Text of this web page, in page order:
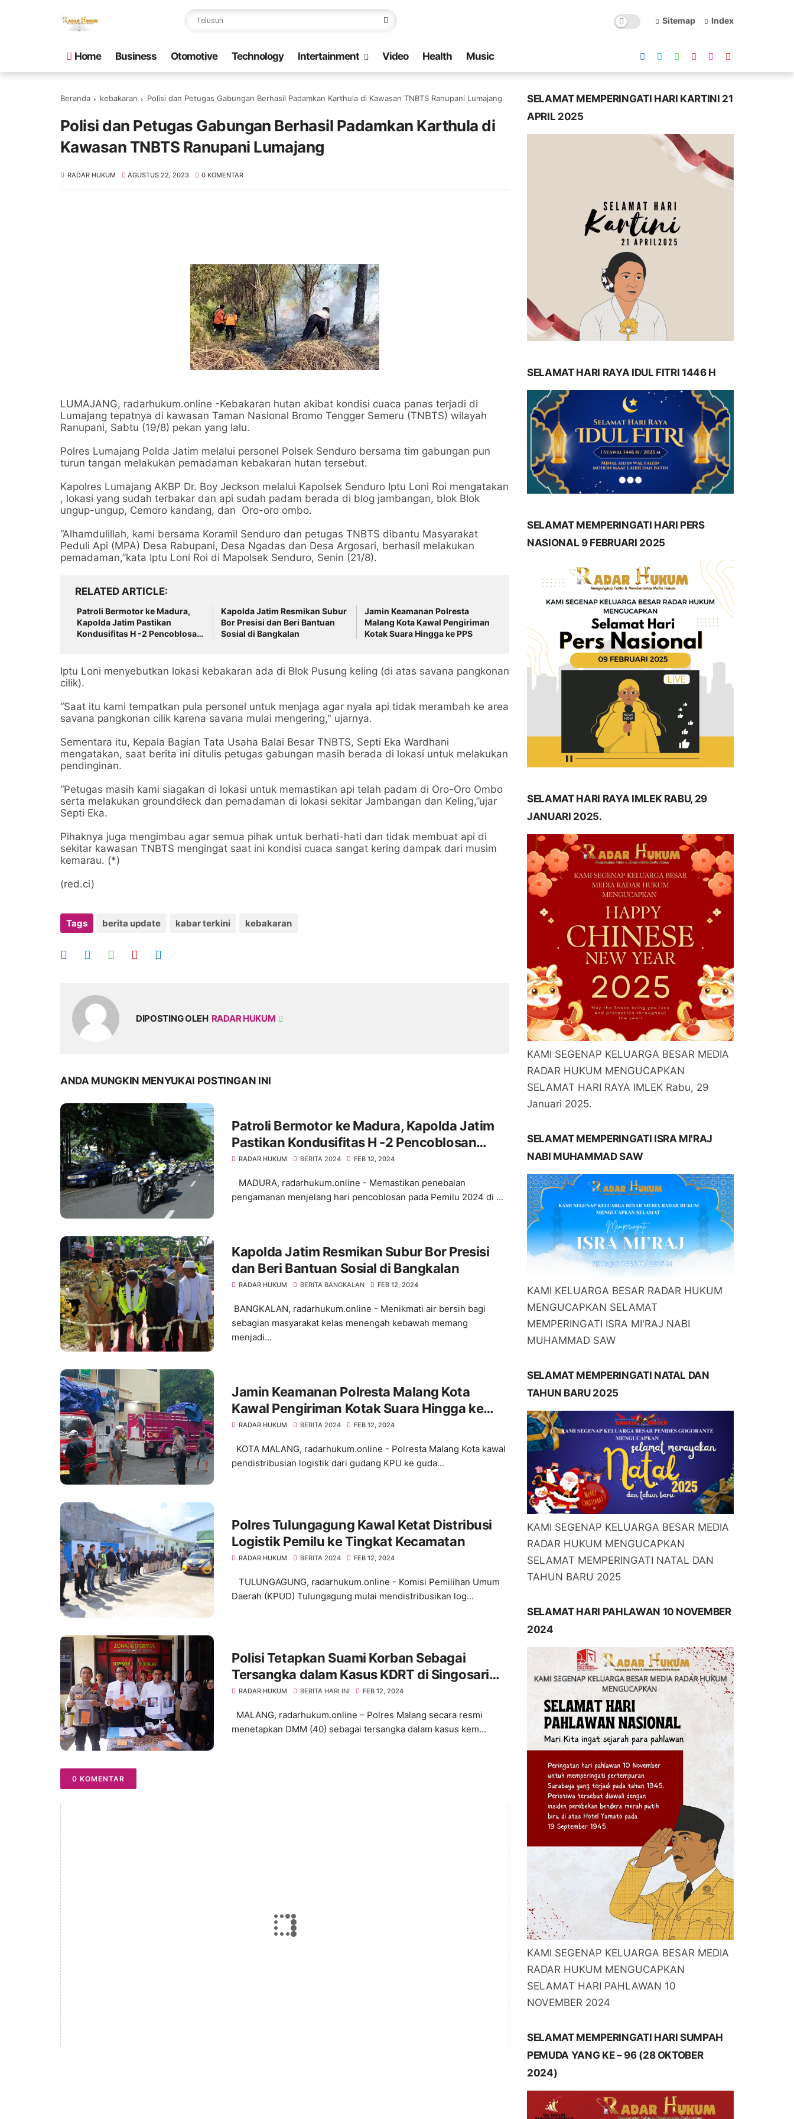
Sitemap Index
Home Business Otomotive Technology Intertainment Video Health Music
Beranda kebakaran Polisi dan Petugas Gabungan Berhasil Padamkan Karthula di Kawasan TNBTS Ranupani Lumajang
Polisi dan Petugas Gabungan Berhasil Padamkan Karthula di
Kawasan TNBTS Ranupani Lumajang
RADAR HUKUM AGUSTUS 22, 2023 0 KOMENTAR
LUMAJANG, radarhukum.online -Kebakaran hutan akibat kondisi cuaca panas terjadi di
Lumajang tepatnya di kawasan Taman Nasional Bromo Tengger Semeru (TNBTS) wilayah
Ranupani, Sabtu (19/8) pekan yang lalu.
Polres Lumajang Polda Jatim melalui personel Polsek Senduro bersama tim gabungan pun
turun tangan melakukan pemadaman kebakaran hutan tersebut.
Kapolres Lumajang AKBP Dr. Boy Jeckson melalui Kapolsek Senduro Iptu Loni Roi mengatakan
, lokasi yang sudah terbakar dan api sudah padam berada di blog jambangan, blok Blok
ungup-ungup, Cemoro kandang, dan Oro-oro ombo.
“Alhamdulillah, kami bersama Koramil Senduro dan petugas TNBTS dibantu Masyarakat
Peduli Api (MPA) Desa Rabupani, Desa Ngadas dan Desa Argosari, berhasil melakukan
pemadaman,”kata Iptu Loni Roi di Mapolsek Senduro, Senin (21/8).
RELATED ARTICLE
Patroli Bermotor ke Madura,
Kapolda Jatim Pastikan
Kondusifitas H -2 Pencoblosan
Kapolda Jatim Resmikan Subur
Bor Presisi dan Beri Bantuan
Sosial di Bangkalan
Jamin Keamanan Polresta
Malang Kota Kawal Pengiriman
Kotak Suara Hingga ke PPS
Iptu Loni menyebutkan lokasi kebakaran ada di Blok Pusung keling (di atas savana pangkonan
cilik).
“Saat itu kami tempatkan pula personel untuk menjaga agar nyala api tidak merambah ke area
savana pangkonan cilik karena savana mulai mengering," ujarnya.
Sementara itu, Kepala Bagian Tata Usaha Balai Besar TNBTS, Septi Eka Wardhani
mengatakan, saat berita ini ditulis petugas gabungan masih berada di lokasi untuk melakukan
pendinginan.
“Petugas masih kami siagakan di lokasi untuk memastikan api telah padam di Oro-Oro Ombo
serta melakukan grounddłeck dan pemadaman di lokasi sekitar Jambangan dan Keling,”ujar
Septi Eka.
Pihaknya juga mengimbau agar semua pihak untuk berhati-hati dan tidak membuat api di
sekitar kawasan TNBTS mengingat saat ini kondisi cuaca sangat kering dampak dari musim
kemarau. (*)
(red.ci)
Tags berita update kabar terkini kebakaran
DIPOSTING OLEH RADAR HUKUM
ANDA MUNGKIN MENYUKAI POSTINGAN INI
Patroli Bermotor ke Madura, Kapolda Jatim
Pastikan Kondusifitas H -2 Pencoblosan
Pemilu 2024
RADAR HUKUM BERITA 2024 FEB 12, 2024
MADURA, radarhukum.online - Memastikan penebalan
pengamanan menjelang hari pencoblosan pada Pemilu 2024 di ...
Kapolda Jatim Resmikan Subur Bor Presisi
dan Beri Bantuan Sosial di Bangkalan
RADAR HUKUM BERITA BANGKALAN FEB 12, 2024
BANGKALAN, radarhukum.online - Menikmati air bersih bagi
sebagian masyarakat kelas menengah kebawah memang
menjadi...
Jamin Keamanan Polresta Malang Kota
Kawal Pengiriman Kotak Suara Hingga ke
PPS
RADAR HUKUM BERITA 2024 FEB 12, 2024
KOTA MALANG, radarhukum.online - Polresta Malang Kota kawal
pendistribusian logistik dari gudang KPU ke guda...
Polres Tulungagung Kawal Ketat Distribusi
Logistik Pemilu ke Tingkat Kecamatan
RADAR HUKUM BERITA 2024 FEB 12, 2024
TULUNGAGUNG, radarhukum.online - Komisi Pemilihan Umum
Daerah (KPUD) Tulungagung mulai mendistribusikan log...
Polisi Tetapkan Suami Korban Sebagai
Tersangka dalam Kasus KDRT di Singosari
Malang
RADAR HUKUM BERITA HARI INI FEB 12, 2024
MALANG, radarhukum.online – Polres Malang secara resmi
menetapkan DMM (40) sebagai tersangka dalam kasus kem...
0 KOMENTAR
SELAMAT MEMPERINGATI HARI KARTINI 21
APRIL 2025
SELAMAT HARI RAYA IDUL FITRI 1446 H
SELAMAT MEMPERINGATI HARI PERS
NASIONAL 9 FEBRUARI 2025
SELAMAT HARI RAYA IMLEK RABU, 29
JANUARI 2025.
KAMI SEGENAP KELUARGA BESAR MEDIA
RADAR HUKUM MENGUCAPKAN
SELAMAT HARI RAYA IMLEK Rabu, 29
Januari 2025.
SELAMAT MEMPERINGATI ISRA MI'RAJ
NABI MUHAMMAD SAW
KAMI KELUARGA BESAR RADAR HUKUM
MENGUCAPKAN SELAMAT
MEMPERINGATI ISRA MI'RAJ NABI
MUHAMMAD SAW
SELAMAT MEMPERINGATI NATAL DAN
TAHUN BARU 2025
KAMI SEGENAP KELUARGA BESAR MEDIA
RADAR HUKUM MENGUCAPKAN
SELAMAT MEMPERINGATI NATAL DAN
TAHUN BARU 2025
SELAMAT HARI PAHLAWAN 10 NOVEMBER
2024
KAMI SEGENAP KELUARGA BESAR MEDIA
RADAR HUKUM MENGUCAPKAN
SELAMAT HARI PAHLAWAN 10
NOVEMBER 2024
SELAMAT MEMPERINGATI HARI SUMPAH
PEMUDA YANG KE – 96 (28 OKTOBER
2024)